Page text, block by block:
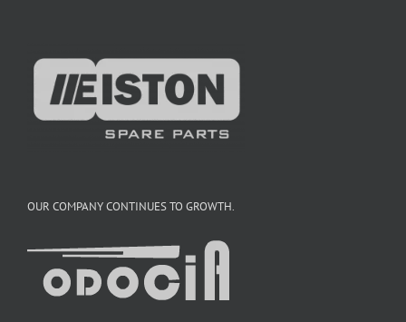
OUR COMPANY CONTINUES TO GROWTH.